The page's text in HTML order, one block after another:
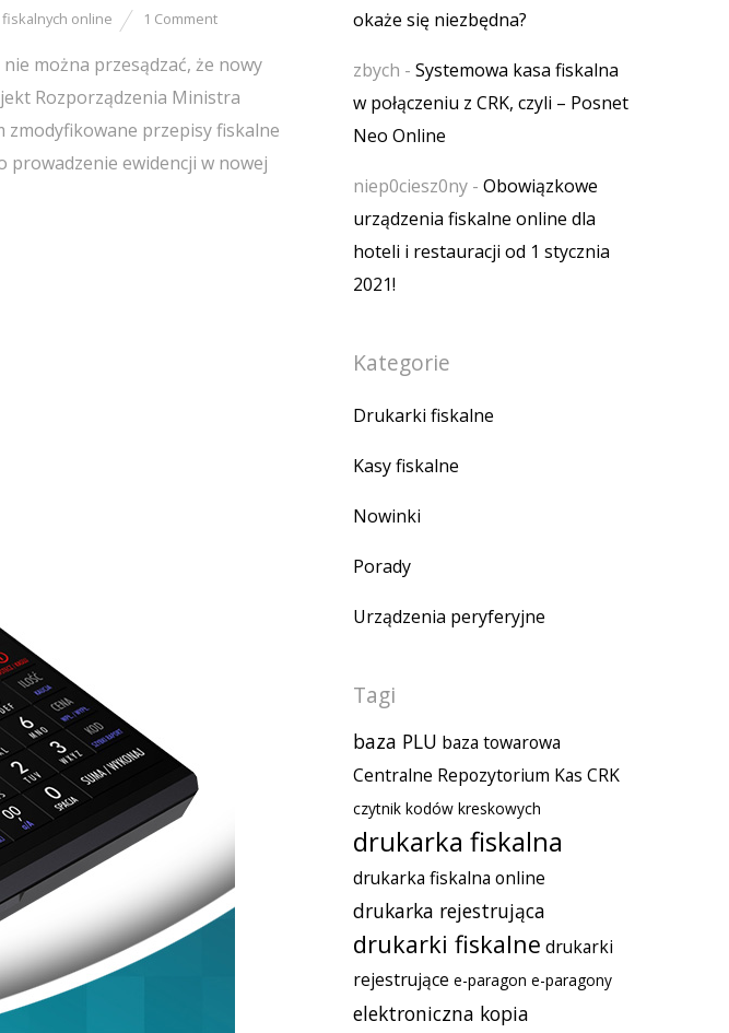
online 1 Comment
można przesądzać, że nowy
Rozporządzenia Ministra
zmodyfikowane przepisy fiskalne
prowadzenie ewidencji w nowej
okaże się niezbędna?
zbych - Systemowa kasa fiskalna
w połączeniu z CRK, czyli – Posnet
Neo Online
niep0ciesz0ny - Obowiązkowe
urządzenia fiskalne online dla
hoteli i restauracji od 1 stycznia
2021!
Kategorie
Drukarki fiskalne
Kasy fiskalne
Nowinki
Porady
Urządzenia peryferyjne
Tagi
baza PLU baza towarowa
Centralne Repozytorium Kas CRK
czytnik kodów kreskowych
drukarka fiskalna
drukarka fiskalna online
drukarka rejestrująca
drukarki fiskalne drukarki
rejestrujące e-paragon e-paragony
elektroniczna kopia